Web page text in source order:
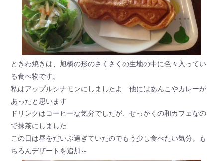
ときわ焼きは、旭橋の形のさくさくの生地の中に色々入ってい
る食べ物です。
私はアップルシナモンにしましたよ 他にはあんこやカレーが
あったと思います
ドリンクはコーヒーな気分でしたが、せっかくの和カフェなの
で抹茶にしました
この日は昼をだいぶ過ぎていたのでもう少し食べたい気分。も
ちろんデザートを追加～